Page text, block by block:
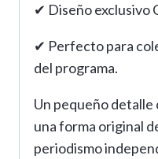
✔ Diseño exclusivo
✔ Perfecto para
del programa.
Un pequeño detalle
una forma original
periodismo